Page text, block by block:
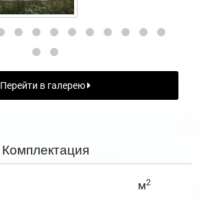
Перейти в галерею
Комплектация
м2